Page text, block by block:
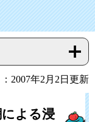
2007年2月2日更新
よる浸